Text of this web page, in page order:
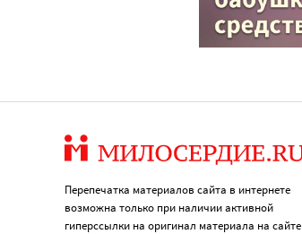
Перепечатка материалов сайта в интернете
возможна только при наличии активной
гиперссылки на оригинал материала на сайте